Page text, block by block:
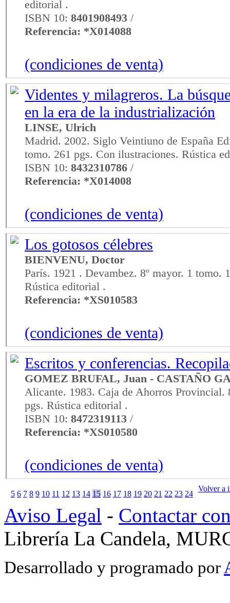
editorial .
ISBN 10: 8401908493 /
Referencia: *X014088
(condiciones de venta)
Videntes y milagreros. La
en la era de la industrialización
LINSE, Ulrich
Madrid. 2002. Siglo Veintiuno de España
tomo. 261 pgs. Con ilustraciones. Rústica
ISBN 10: 8432310786 /
Referencia: *X014008
(condiciones de venta)
Los gotosos célebres
BIENVENU, Doctor
París. 1921 . Devambez. 8º mayor. 1 tomo.
Rústica editorial .
Referencia: *XS010583
(condiciones de venta)
Escritos y conferencias.
GOMEZ BRUFAL, Juan - CASTAÑO
Alicante. 1983. Caja de Ahorros Provincial.
pgs. Rústica editorial .
ISBN 10: 8472319113 /
Referencia: *XS010580
(condiciones de venta)
5 6 7 8 9 10 11 12 13 14 15 16 17 18 19 20 21 22 23 24
Volver a
Aviso Legal - Contactar
Librería La Candela,
Desarrollado y programado por